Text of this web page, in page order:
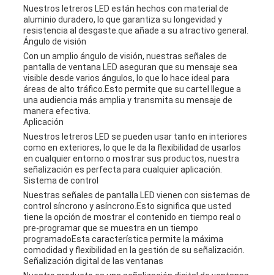
Nuestros letreros LED están hechos con material de
aluminio duradero, lo que garantiza su longevidad y
resistencia al desgaste.que añade a su atractivo general.
Ángulo de visión
Con un amplio ángulo de visión, nuestras señales de
pantalla de ventana LED aseguran que su mensaje sea
visible desde varios ángulos, lo que lo hace ideal para
áreas de alto tráfico.Esto permite que su cartel llegue a
una audiencia más amplia y transmita su mensaje de
manera efectiva.
Aplicación
Nuestros letreros LED se pueden usar tanto en interiores
como en exteriores, lo que le da la flexibilidad de usarlos
en cualquier entorno.o mostrar sus productos, nuestra
señalización es perfecta para cualquier aplicación.
Sistema de control
Nuestras señales de pantalla LED vienen con sistemas de
control síncrono y asíncrono.Esto significa que usted
tiene la opción de mostrar el contenido en tiempo real o
pre-programar que se muestra en un tiempo
programadoEsta característica permite la máxima
comodidad y flexibilidad en la gestión de su señalización.
Señalización digital de las ventanas